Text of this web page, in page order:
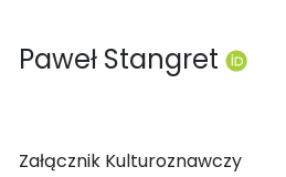
Paweł Stangret
Załącznik Kulturoznawczy